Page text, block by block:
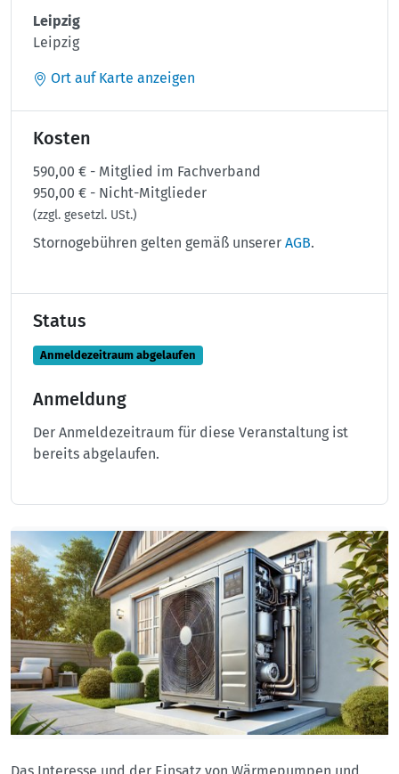
Leipzig
Leipzig
Ort auf Karte anzeigen
Kosten
590,00 € - Mitglied im Fachverband
950,00 € - Nicht-Mitglieder
(zzgl. gesetzl. USt.)
Stornogebühren gelten gemäß unserer AGB.
Status
Anmeldezeitraum abgelaufen
Anmeldung
Der Anmeldezeitraum für diese Veranstaltung ist
bereits abgelaufen.